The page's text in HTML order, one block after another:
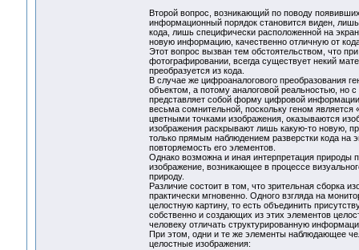
Второй вопрос, возникающий по поводу
информационный порядок становится виден,
кода, лишь специфически расположенной на
новую информацию, качественно отличную от
Этот вопрос вызван тем обстоятельством, что
фотографировании, всегда существует некий
преобразуется из кода.
В случае же цифроаналогового преобразования
объектом, а потому аналоговой реальностью, но
представляет собой форму цифровой
весьма сомнительной, поскольку геном
цветными точками изображения, оказываются
изображения раскрывают лишь какую-то новую,
только прямым наблюдением разверстки кода на
повторяемость его элементов.
Однако возможна и иная интерпретация природы
изображение, возникающее в процессе
природу.
Различие состоит в том, что зрительная сборка
практически мгновенно. Одного взгляда на
целостную картину, то есть объединить
собственно и создающих из этих элементов
человеку отличать структурированную
При этом, одни и те же элементы наблюдающее
целостные изображения: